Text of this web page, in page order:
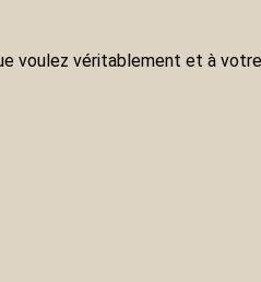
voulez véritablement et à votre